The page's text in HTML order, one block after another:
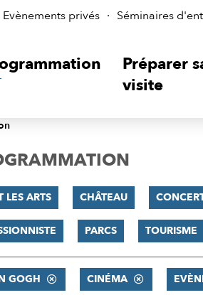
Evènements privés Séminaires
Préparer
visite
LES ARTS CHÂTEAU
PARCS TOURISME
GOGH CINÉMA